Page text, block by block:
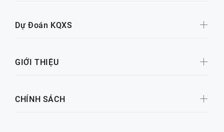
Dự Đoán KQXS
GIỚI THIỆU
CHÍNH SÁCH